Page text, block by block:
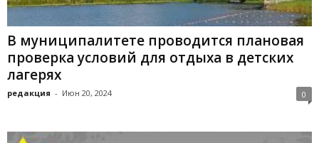
В муниципалитете проводится плановая
проверка условий для отдыха в детских
лагерях
редакция - Июн 20, 2024 0